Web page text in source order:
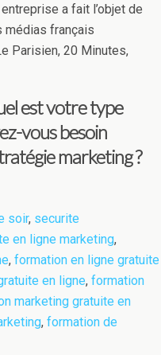
a fait l’objet de
médias français
Parisien, 20 Minutes,
est votre type
vous besoin
marketing ?
soir, securite
en ligne marketing,
, formation en ligne gratuite
en ligne, formation
marketing gratuite en
, formation de